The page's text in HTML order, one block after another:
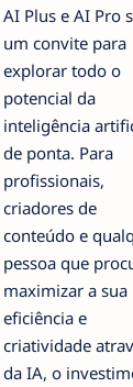
AI Plus e AI Pro
um convite para
explorar todo o
potencial da
inteligência
de ponta. Para
profissionais,
criadores de
conteúdo e
pessoa que
maximizar a sua
eficiência e
criatividade
da IA, o